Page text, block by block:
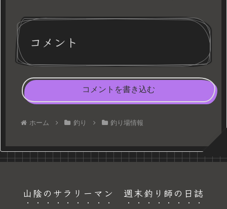
コメント
コメントを書き込む
ホーム 釣り 釣り場情報
山陰のサラリーマン 週末釣り師の日誌